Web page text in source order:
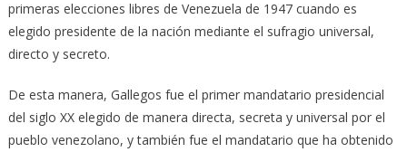
primeras elecciones libres de Venezuela de 1947 cuando es
elegido presidente de la nación mediante el sufragio universal,
directo y secreto.
De esta manera, Gallegos fue el primer mandatario presidencial
del siglo XX​ elegido de manera directa, secreta y universal por el
pueblo venezolano, y también fue el mandatario que ha obtenido